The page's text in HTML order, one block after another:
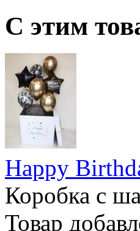
С этим
Happy
Коробка с
Товар